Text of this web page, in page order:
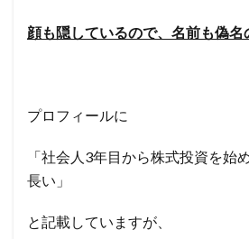
顔も隠しているので、名前も偽
プロフィールに
「社会人3年目から株式投資を始
長い」
と記載していますが、